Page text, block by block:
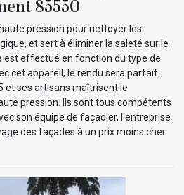
85550
pression pour nettoyer les
et sert à éliminer la saleté sur le
est effectué en fonction du type de
cet appareil, le rendu sera parfait.
et ses artisans maîtrisent le
pression. Ils sont tous compétents
son équipe de façadier, l'entreprise
des façades à un prix moins cher